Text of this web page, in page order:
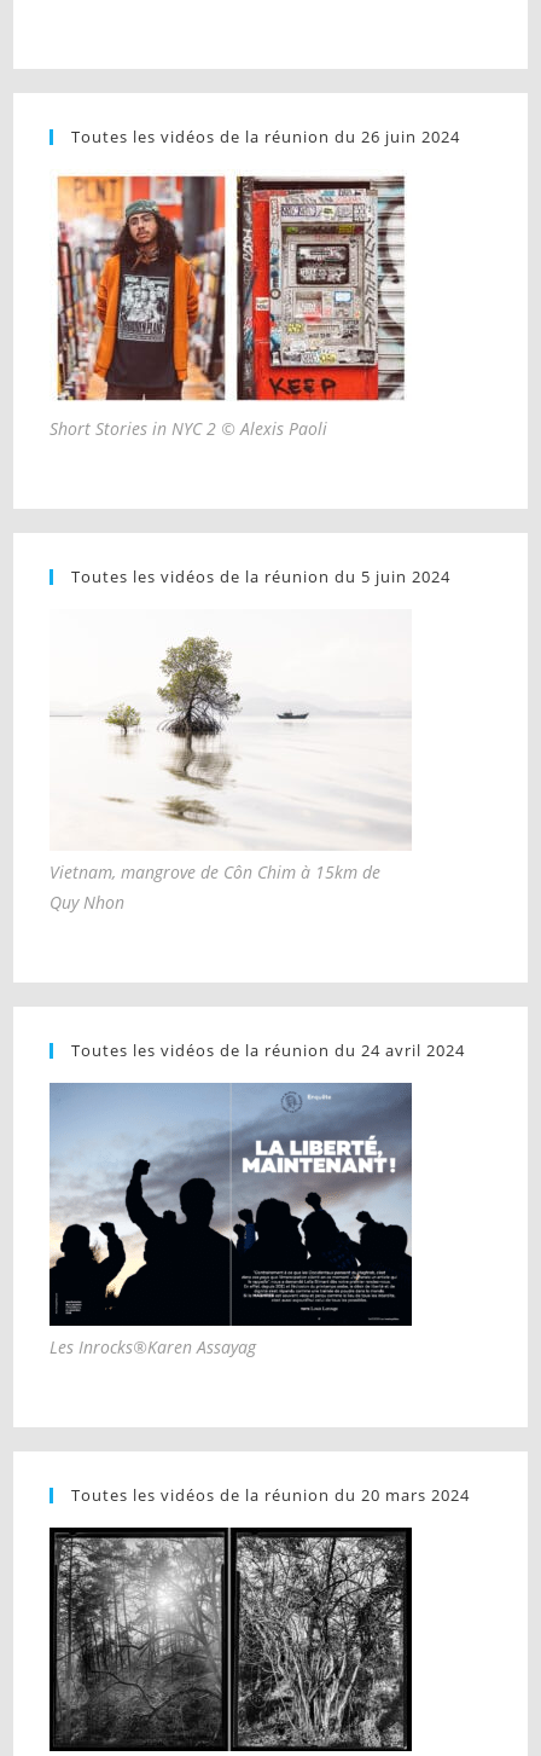
Toutes les vidéos de la réunion du 26 juin 2024
Short Stories in NYC 2 © Alexis Paoli
Toutes les vidéos de la réunion du 5 juin 2024
Vietnam, mangrove de Côn Chim à 15km de
Quy Nhon
Toutes les vidéos de la réunion du 24 avril 2024
Les Inrocks®Karen Assayag
Toutes les vidéos de la réunion du 20 mars 2024